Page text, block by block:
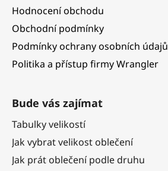
Hodnocení obchodu
Obchodní podmínky
Podmínky ochrany osobních údajů
Politika a přístup firmy Wrangler
Bude vás zajímat
Tabulky velikostí
Jak vybrat velikost oblečení
Jak prát oblečení podle druhu